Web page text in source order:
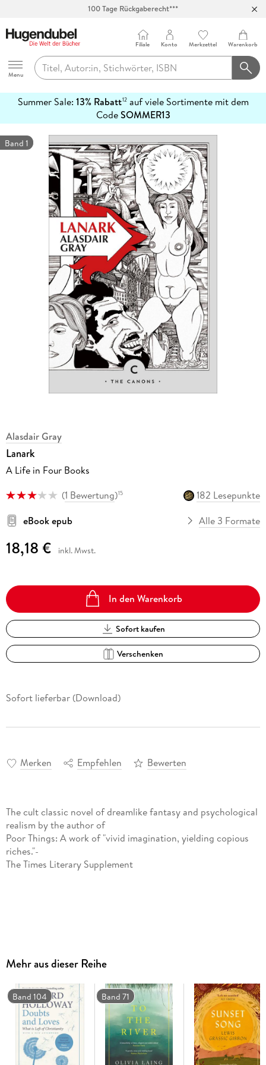
100 Tage Rückgaberecht***
Hugendubel
Menu
Filiale Konto Merkzettel Warenkorb
Summer Sale: 13% Rabatt12auf viele Sortimente mit dem
CodeSOMMER13
erfahren
Band 1
Alasdair Gray
Lanark
A Life in Four Books
(1 Bewertung)15
182 Lesepunkte
eBook epub
Alle 3 Formate
18,18 € inkl. Mwst.
In den Warenkorb
Sofort kaufen
Verschenken
Sofort lieferbar (Download)
Merken Empfehlen Bewerten
The cult classic novel of dreamlike fantasy and psychological
realism by the author of
Poor Things: A work of "vivid imagination, yielding copious
riches."-
The Times Literary Supplement
From its first publication in 1981, Alasdair Gray's
Lanark was hailed as a masterpiece, inspiring Anthony
Burgess to proclaim Gray the most important Scottish
novelist since Walter Scott. With its echoes of Dante, Blake,
Joyce, Kafka, and Lewis Carroll,
Lanark has been published around the world to unanimous
Mehr aus dieser Reihe
Band 104 Band 71